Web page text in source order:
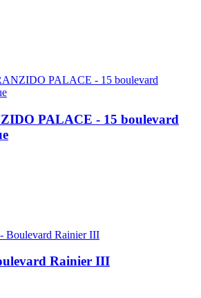
PALACE - 15 boulevard
Rainier III